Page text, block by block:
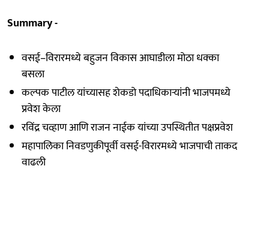
Summary -
वसई–विरारमध्ये बहुजन विकास आघाडीला मोठा धक्का
बसला
कल्पक पाटील यांच्यासह शेकडो पदाधिकाऱ्यांनी भाजपमध्ये
प्रवेश केला
रविंद्र चव्हाण आणि राजन नाईक यांच्या उपस्थितीत पक्षप्रवेश
महापालिका निवडणुकीपूर्वी वसई-विरारमध्ये भाजपाची ताकद
वाढली